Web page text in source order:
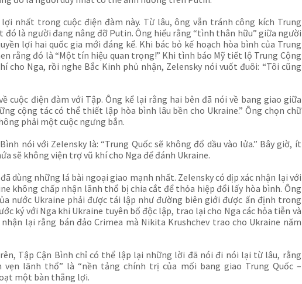
nhất trong cuộc điện đàm này. Từ lâu, ông vẫn tránh công kích Trung
đó là người đang nâng đỡ Putin. Ông hiểu rằng “tình thân hữu” giữa người
lợi hai quốc gia mới đáng kể. Khi bác bỏ kế hoạch hòa bình của Trung
rằng đó là “Một tín hiệu quan trọng!” Khi tình báo Mỹ tiết lộ Trung Cộng
cho Nga, rồi nghe Bắc Kinh phủ nhận, Zelensky nói vuốt đuôi: “Tôi cũng
cuộc điện đàm với Tập. Ông kể lại rằng hai bên đã nói về bang giao giữa
cộng tác có thể thiết lập hòa bình lâu bền cho Ukraine.” Ông chọn chữ
phải một cuộc ngưng bắn.
nói với Zelensky là: “Trung Quốc sẽ không đổ dầu vào lửa.” Bây giờ, ít
sẽ không viện trợ vũ khí cho Nga để đánh Ukraine.
dùng những lá bài ngoại giao mạnh nhất. Zelensky có dịp xác nhận lại với
không chấp nhận lãnh thổ bị chia cắt để thỏa hiệp đổi lấy hòa bình. Ông
nước Ukraine phải được tái lập như đường biên giới được ấn định trong
ký với Nga khi Ukraine tuyên bố độc lập, trao lại cho Nga các hỏa tiễn và
lại rằng bán đảo Crimea mà Nikita Krushchev trao cho Ukraine năm
Tập Cận Bình chỉ có thể lập lại những lời đã nói đi nói lại từ lâu, rằng
vẹn lãnh thổ” là “nền tảng chính trị của mối bang giao Trung Quốc –
một bàn thắng lợi.